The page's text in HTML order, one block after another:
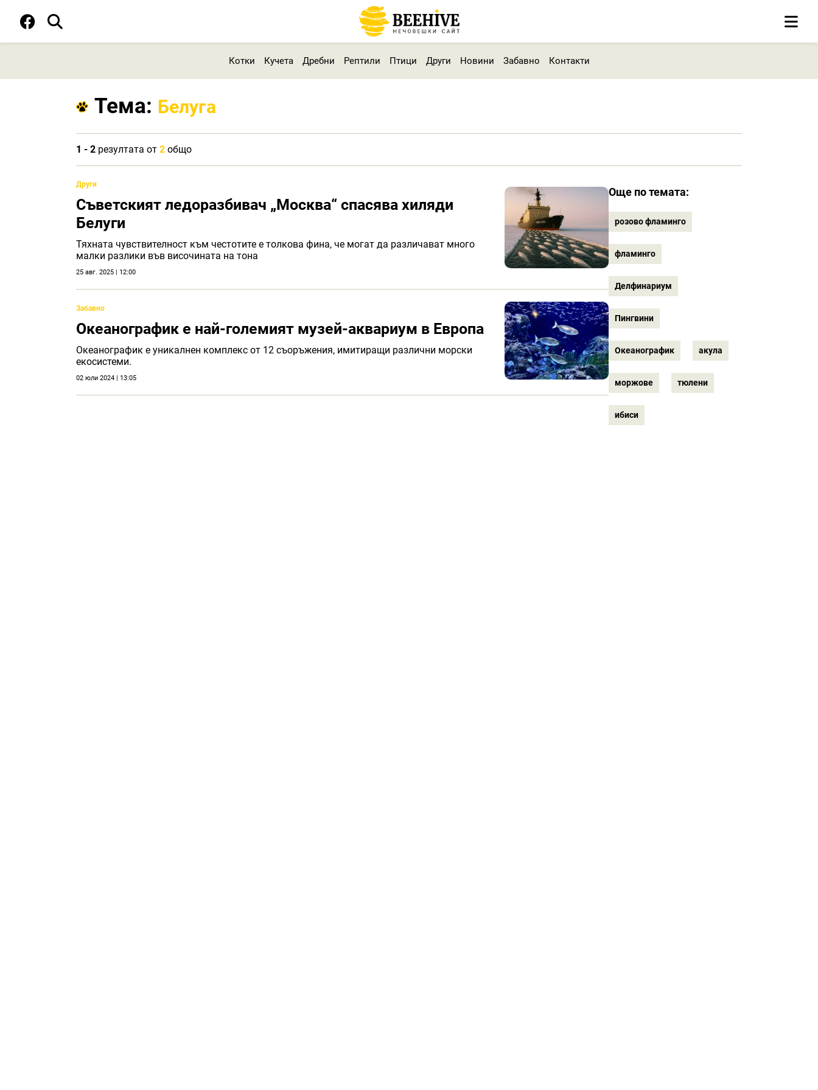
Котки Кучета Дребни Рептили Птици Други Новини Забавно Контакти
Тема: Белуга
1 - 2 резултата от 2 общо
Други
Съветският ледоразбивач „Москва“ спасява хиляди
Белуги
Тяхната чувствителност към честотите е толкова фина, че могат да различават много
малки разлики във височината на тона
25 авг. 2025 | 12:00
Забавно
Океанографик е най-големият музей-аквариум в Европа
Океанографик е уникалнен комплекс от 12 съоръжения, имитиращи различни морски
екосистеми.
02 юли 2024 | 13:05
Още по темата:
розово фламинго
фламинго
Делфинариум
Пингвини
Океанографик акула
моржове тюлени
ибиси